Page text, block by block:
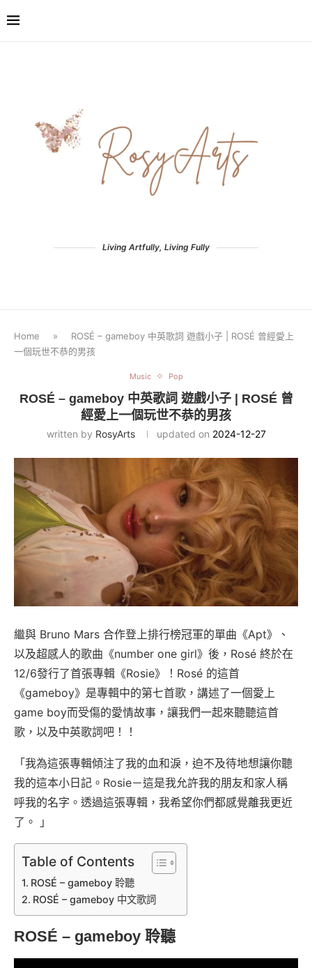
Living Artfully, Living Fully
Home »
ROSÉ – gameboy 中英歌詞 遊戲小子 | ROSÉ 曾經愛上
一個玩世不恭的男孩
Music Pop
ROSÉ – gameboy 中英歌詞 遊戲小子 | ROSÉ 曾
經愛上一個玩世不恭的男孩
written by RosyArts updated on 2024-12-27
繼與 Bruno Mars 合作登上排行榜冠軍的單曲《Apt》、
以及超感人的歌曲《number one girl》後，Rosé 終於在
12/6發行了首張專輯《Rosie》！Rosé 的這首
《gameboy》是專輯中的第七首歌，講述了一個愛上
game boy而受傷的愛情故事，讓我們一起來聽聽這首
歌，以及中英歌詞吧！！
「我為這張專輯傾注了我的血和淚，迫不及待地想讓你聽
我的這本小日記。Rosie－這是我允許我的朋友和家人稱
呼我的名字。透過這張專輯，我希望你們都感覺離我更近
了。 」
Table of Contents
ROSÉ – gameboy 聆聽
ROSÉ – gameboy 中文歌詞
ROSÉ – gameboy 聆聽